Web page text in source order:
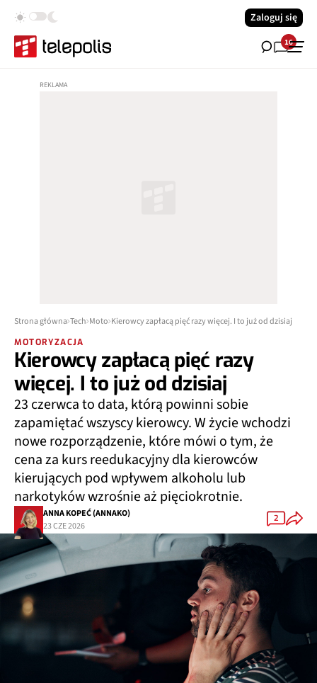
Zaloguj się
16
Strona główna Tech Moto Kierowcy zapłacą pięć razy więcej. I to już od dzisiaj
MOTORYZACJA
Kierowcy zapłacą pięć razy
więcej. I to już od dzisiaj
23 czerwca to data, którą powinni sobie
zapamiętać wszyscy kierowcy. W życie wchodzi
nowe rozporządzenie, które mówi o tym, że
cena za kurs reedukacyjny dla kierowców
kierujących pod wpływem alkoholu lub
narkotyków wzrośnie aż pięciokrotnie.
ANNA KOPEĆ (ANNAKO)
23 CZE 2026
2